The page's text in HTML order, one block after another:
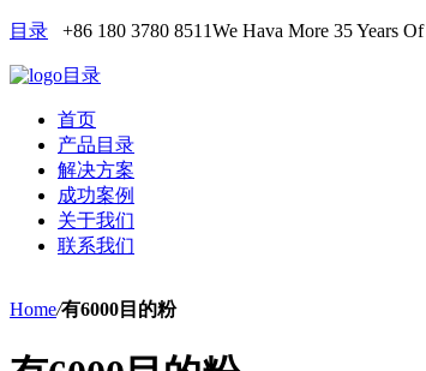
目录 +86 180 3780 8511We Hava More 35 Years
目录
首页
产品目录
解决方案
成功案例
关于我们
联系我们
Home/有6000目的粉